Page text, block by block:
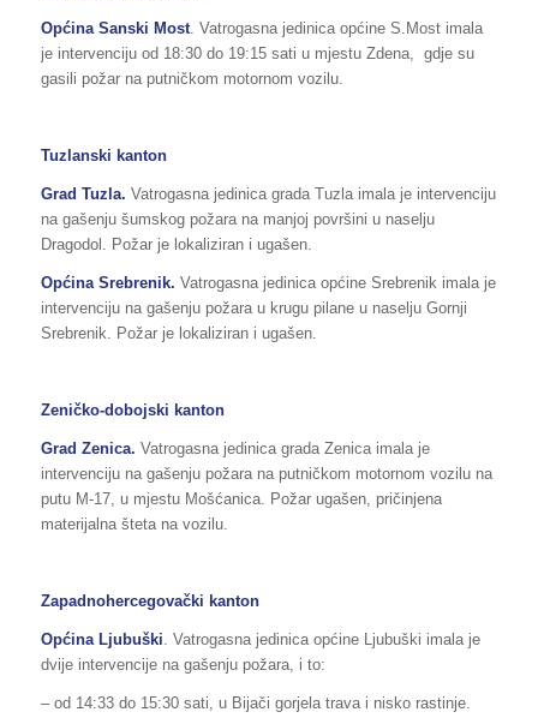
Općina Sanski Most. Vatrogasna jedinica općine S.Most imala
je intervenciju od 18:30 do 19:15 sati u mjestu Zdena, gdje su
gasili požar na putničkom motornom vozilu.
Tuzlanski kanton
Grad Tuzla. Vatrogasna jedinica grada Tuzla imala je intervenciju
na gašenju šumskog požara na manjoj površini u naselju
Dragodol. Požar je lokaliziran i ugašen.
Općina Srebrenik. Vatrogasna jedinica općine Srebrenik imala je
intervenciju na gašenju požara u krugu pilane u naselju Gornji
Srebrenik. Požar je lokaliziran i ugašen.
Zeničko-dobojski kanton
Grad Zenica. Vatrogasna jedinica grada Zenica imala je
intervenciju na gašenju požara na putničkom motornom vozilu na
putu M-17, u mjestu Mošćanica. Požar ugašen, pričinjena
materijalna šteta na vozilu.
Zapadnohercegovački kanton
Općina Ljubuški. Vatrogasna jedinica općine Ljubuški imala je
dvije intervencije na gašenju požara, i to:
– od 14:33 do 15:30 sati, u Bijači gorjela trava i nisko rastinje.